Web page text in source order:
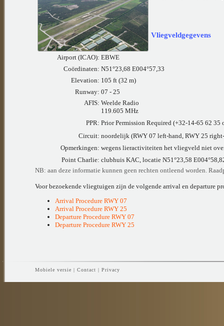
Vliegveldgegevens
Airport (ICAO): EBWE
Coördinaten: N51°23,68 E004°57,33
Elevation: 105 ft (32 m)
Runway: 07 - 25
AFIS: Weelde Radio
119.605 MHz
PPR: Prior Permission Required (+32-14-65 62 35
Circuit: noordelijk (RWY 07 left-hand, RWY 25
Opmerkingen: wegens lieractiviteiten het vliegveld niet
Point Charlie: clubhuis KAC, locatie N51°23,58
NB: aan deze informatie kunnen geen rechten ontleend worden.
Voor bezoekende vliegtuigen zijn de volgende arrival en departure
Arrival Procedure RWY 07
Arrival Procedure RWY 25
Departure Procedure RWY 07
Departure Procedure RWY 25
Mobiele versie | Contact | Privacy